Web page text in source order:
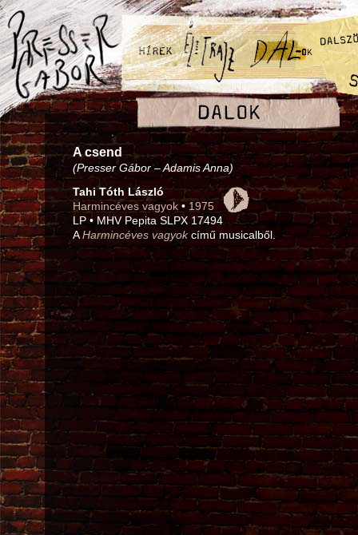
A csend
(Presser Gábor – Adamis Anna)
Tahi Tóth László
Harmincéves vagyok • 1975
LP • MHV Pepita SLPX 17494
AHarmincéves vagyokcímű musicalből.